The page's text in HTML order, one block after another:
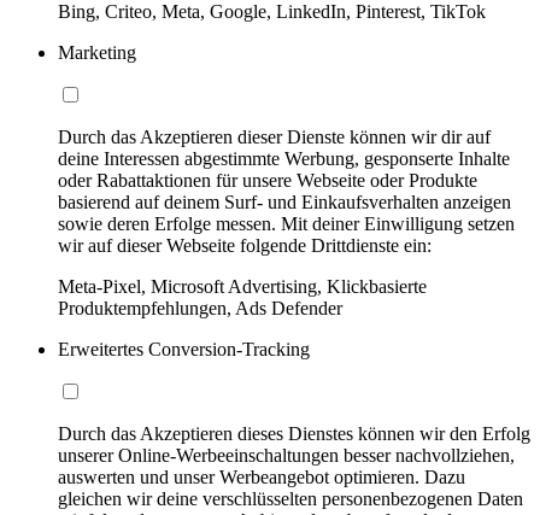
Bing, Criteo, Meta, Google, LinkedIn, Pinterest, TikTok
Marketing
Durch das Akzeptieren dieser Dienste können wir dir auf
deine Interessen abgestimmte Werbung, gesponserte Inhalte
oder Rabattaktionen für unsere Webseite oder Produkte
basierend auf deinem Surf- und Einkaufsverhalten anzeigen
sowie deren Erfolge messen. Mit deiner Einwilligung setzen
wir auf dieser Webseite folgende Drittdienste ein:
Meta-Pixel, Microsoft Advertising, Klickbasierte
Produktempfehlungen, Ads Defender
Erweitertes Conversion-Tracking
Durch das Akzeptieren dieses Dienstes können wir den Erfolg
unserer Online-Werbeeinschaltungen besser nachvollziehen,
auswerten und unser Werbeangebot optimieren. Dazu
gleichen wir deine verschlüsselten personenbezogenen Daten